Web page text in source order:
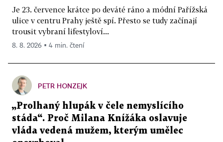
Je 23. července krátce po deváté ráno a módní Pařížská
ulice v centru Prahy ještě spí. Přesto se tudy začínají
trousit vybraní lifestyloví...
8. 8. 2026 ▪ 4 min. čtení
PETR HONZEJK
„Prolhaný hlupák v čele nemyslícího
stáda“. Proč Milana Knížáka oslavuje
vláda vedená mužem, kterým umělec